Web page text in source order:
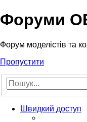
Форуми
Форум моделістів та
Пропустити
Швидкий доступ